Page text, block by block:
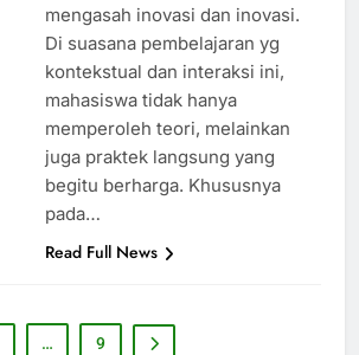
mengasah inovasi dan inovasi.
Di suasana pembelajaran yg
kontekstual dan interaksi ini,
mahasiswa tidak hanya
memperoleh teori, melainkan
juga praktek langsung yang
begitu berharga. Khususnya
pada…
Read Full News
… 9